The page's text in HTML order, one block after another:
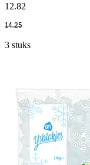
12.82
14.25
3 stuks